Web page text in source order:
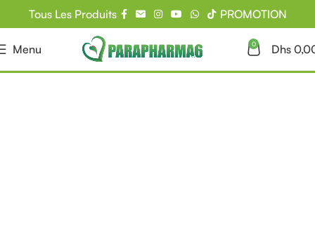
Tous Les Produits PROMOTION
Menu 0 Dhs